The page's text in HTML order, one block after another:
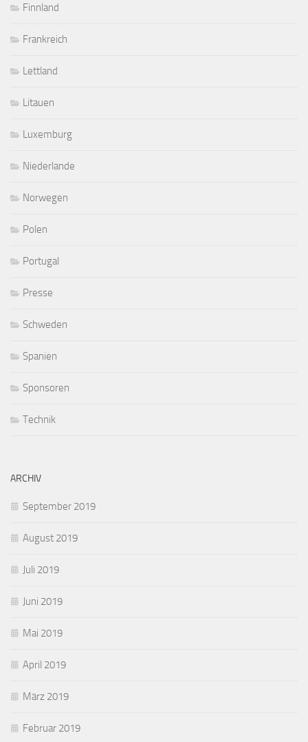
Finnland
Frankreich
Lettland
Litauen
Luxemburg
Niederlande
Norwegen
Polen
Portugal
Presse
Schweden
Spanien
Sponsoren
Technik
ARCHIV
September 2019
August 2019
Juli 2019
Juni 2019
Mai 2019
April 2019
März 2019
Februar 2019